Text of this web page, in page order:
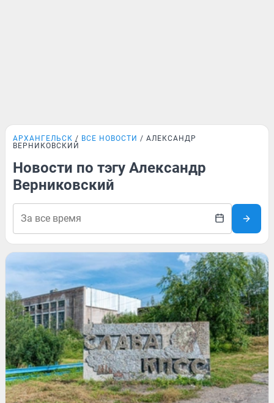
АРХАНГЕЛЬСК ВСЕ НОВОСТИ
АЛЕКСАНДР
ВЕРНИКОВСКИЙ
Новости по тэгу Александр
Верниковский